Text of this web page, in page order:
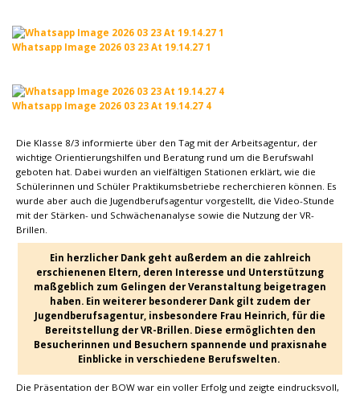
Whatsapp Image 2026 03 23 At 19.14.27 1
Whatsapp Image 2026 03 23 At 19.14.27 4
Die Klasse 8/3 informierte über den Tag mit der Arbeitsagentur, der
wichtige Orientierungshilfen und Beratung rund um die Berufswahl
geboten hat. Dabei wurden an vielfältigen Stationen erklärt, wie die
Schülerinnen und Schüler Praktikumsbetriebe recherchieren können. Es
wurde aber auch die Jugendberufsagentur vorgestellt, die Video-Stunde
mit der Stärken- und Schwächenanalyse sowie die Nutzung der VR-
Brillen.
Ein herzlicher Dank geht außerdem an die zahlreich
erschienenen Eltern, deren Interesse und Unterstützung
maßgeblich zum Gelingen der Veranstaltung beigetragen
haben. Ein weiterer besonderer Dank gilt zudem der
Jugendberufsagentur, insbesondere Frau Heinrich, für die
Bereitstellung der VR-Brillen. Diese ermöglichten den
Besucherinnen und Besuchern spannende und praxisnahe
Einblicke in verschiedene Berufswelten.
Die Präsentation der BOW war ein voller Erfolg und zeigte eindrucksvoll,